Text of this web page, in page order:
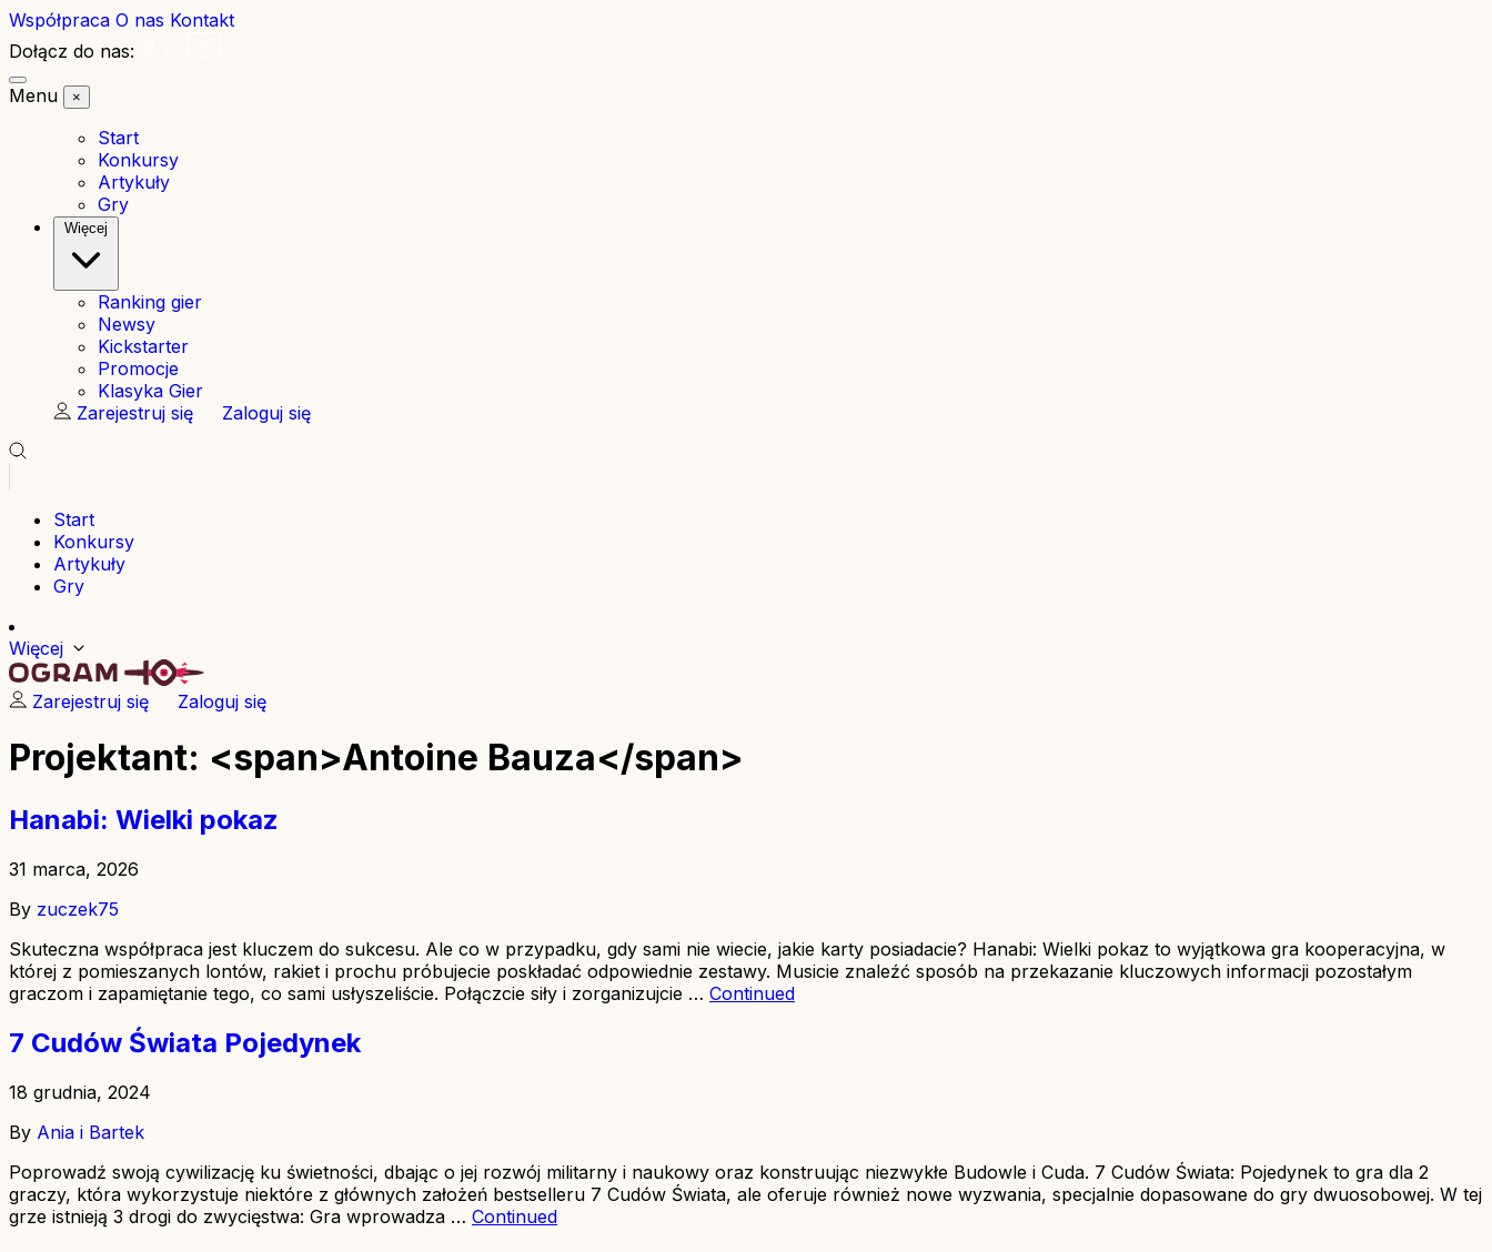
Współpraca O nas Kontakt
Dołącz do nas:
Menu
×
Start
Konkursy
Artykuły
Gry
Więcej
Ranking gier
Newsy
Kickstarter
Promocje
Klasyka Gier
Zarejestruj się
Zaloguj się
Start
Konkursy
Artykuły
Gry
Więcej
Zarejestruj się Zaloguj się
Projektant: <span>Antoine Bauza</span>
Hanabi: Wielki pokaz
31 marca, 2026
By zuczek75
Skuteczna współpraca jest kluczem do sukcesu. Ale co w przypadku, gdy sami nie wiecie, jakie karty posiadacie? Hanabi: Wielki pokaz to wyjątkowa gra kooperacyjna, w
której z pomieszanych lontów, rakiet i prochu próbujecie poskładać odpowiednie zestawy. Musicie znaleźć sposób na przekazanie kluczowych informacji pozostałym
graczom i zapamiętanie tego, co sami usłyszeliście. Połączcie siły i zorganizujcie … Continued
7 Cudów Świata Pojedynek
18 grudnia, 2024
By Ania i Bartek
Poprowadź swoją cywilizację ku świetności, dbając o jej rozwój militarny i naukowy oraz konstruując niezwykłe Budowle i Cuda. 7 Cudów Świata: Pojedynek to gra dla 2
graczy, która wykorzystuje niektóre z głównych założeń bestselleru 7 Cudów Świata, ale oferuje również nowe wyzwania, specjalnie dopasowane do gry dwuosobowej. W tej
grze istnieją 3 drogi do zwycięstwa: Gra wprowadza … Continued